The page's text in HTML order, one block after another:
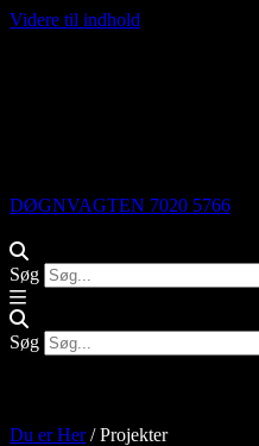
Videre til indhold
DØGNVAGTEN 7020 5766
Søg
Søg
Du er Her/Projekter